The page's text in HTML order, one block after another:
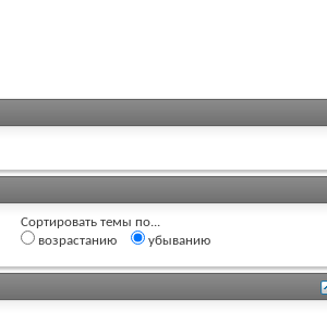
Сортировать темы по...
возрастанию
убыванию